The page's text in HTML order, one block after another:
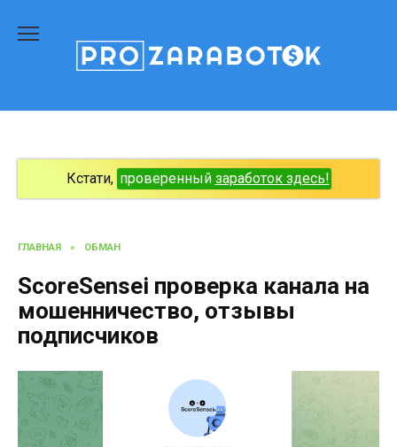
содержанию
Кстати, проверенный заработок здесь!
ГЛАВНАЯ » ОБМАН
ScoreSensei проверка канала на
мошенничество, отзывы
подписчиков